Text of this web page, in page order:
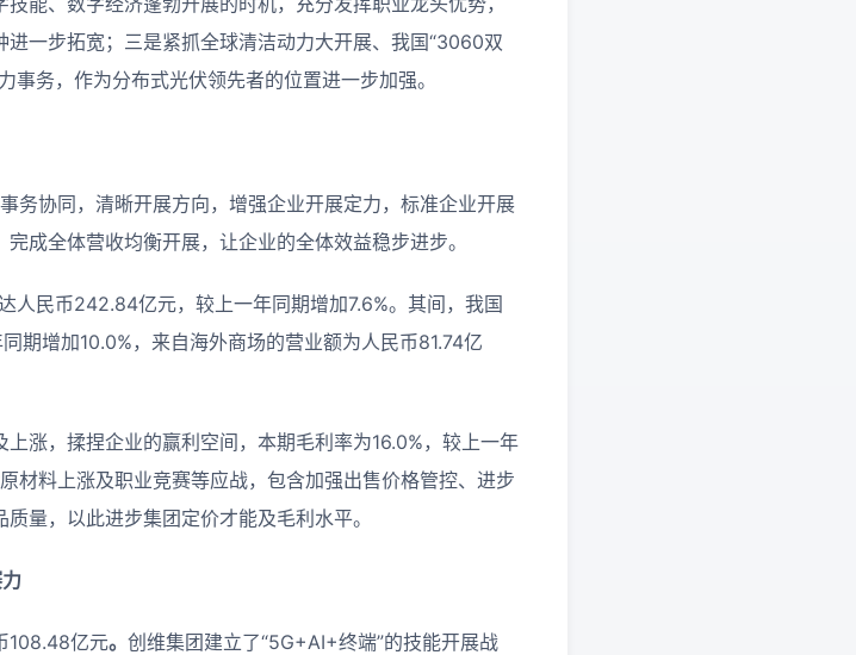
一步拓宽；三是紧抓全球清洁动力大开展、我国“3060双
务，作为分布式光伏领先者的位置进一步加强。
务协同，清晰开展方向，增强企业开展定力，标准企业开展
成全体营收均衡开展，让企业的全体效益稳步进步。
民币242.84亿元，较上一年同期增加7.6%。其间，我国
期增加10.0%，来自海外商场的营业额为人民币81.74亿
涨，揉捏企业的赢利空间，本期毛利率为16.0%，较上一年
材料上涨及职业竞赛等应战，包含加强出售价格管控、进步
量，以此进步集团定价才能及毛利水平。
108.48亿元。 创维集团建立了“5G+AI+终端”的技能开展战